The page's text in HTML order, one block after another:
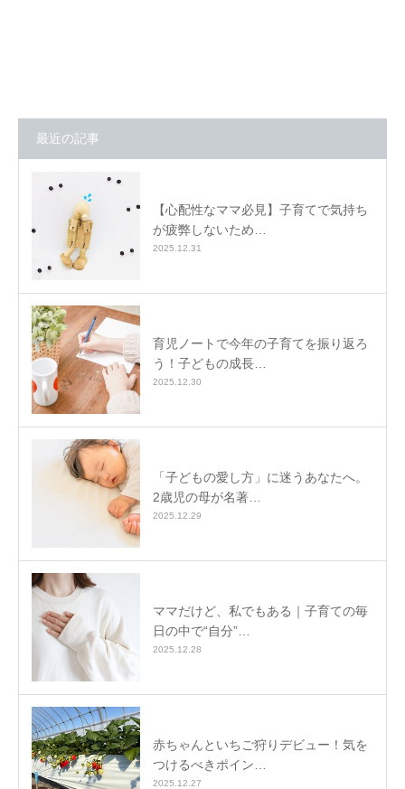
最近の記事
【心配性なママ必見】子育てで気持ち
が疲弊しないため…
2025.12.31
育児ノートで今年の子育てを振り返ろ
う！子どもの成長…
2025.12.30
「子どもの愛し方」に迷うあなたへ。
2歳児の母が名著…
2025.12.29
ママだけど、私でもある｜子育ての毎
日の中で“自分”…
2025.12.28
赤ちゃんといちご狩りデビュー！気を
つけるべきポイン…
2025.12.27